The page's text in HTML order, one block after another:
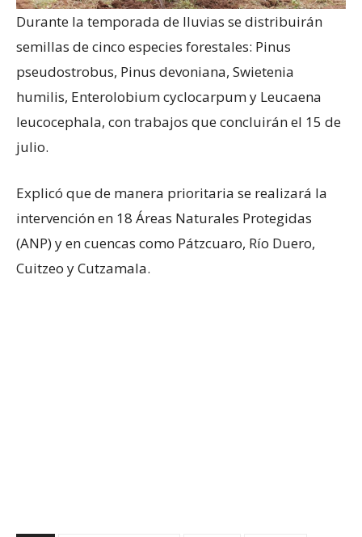
Durante la temporada de lluvias se distribuirán
semillas de cinco especies forestales: Pinus
pseudostrobus, Pinus devoniana, Swietenia
humilis, Enterolobium cyclocarpum y Leucaena
leucocephala, con trabajos que concluirán el 15 de
julio.
Explicó que de manera prioritaria se realizará la
intervención en 18 Áreas Naturales Protegidas
(ANP) y en cuencas como Pátzcuaro, Río Duero,
Cuitzeo y Cutzamala.